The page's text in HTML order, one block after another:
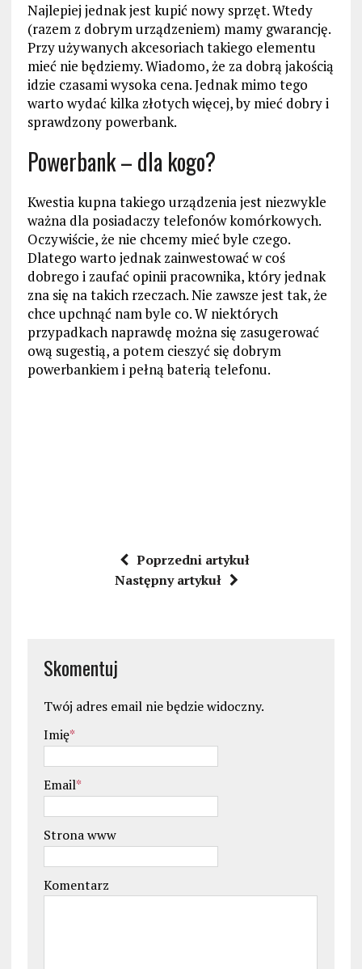
Najlepiej jednak jest kupić nowy sprzęt. Wtedy
(razem z dobrym urządzeniem) mamy gwarancję.
Przy używanych akcesoriach takiego elementu
mieć nie będziemy. Wiadomo, że za dobrą jakością
idzie czasami wysoka cena. Jednak mimo tego
warto wydać kilka złotych więcej, by mieć dobry i
sprawdzony powerbank.
Powerbank – dla kogo?
Kwestia kupna takiego urządzenia jest niezwykle
ważna dla posiadaczy telefonów komórkowych.
Oczywiście, że nie chcemy mieć byle czego.
Dlatego warto jednak zainwestować w coś
dobrego i zaufać opinii pracownika, który jednak
zna się na takich rzeczach. Nie zawsze jest tak, że
chce upchnąć nam byle co. W niektórych
przypadkach naprawdę można się zasugerować
ową sugestią, a potem cieszyć się dobrym
powerbankiem i pełną baterią telefonu.
Poprzedni artykuł
Następny artykuł
Skomentuj
Twój adres email nie będzie widoczny.
Imię*
Email*
Strona www
Komentarz